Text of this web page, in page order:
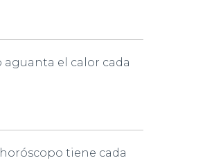
aguanta el calor cada
tiene cada